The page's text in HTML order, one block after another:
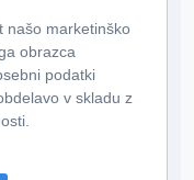
našo marketinško
obrazca
podatki
v skladu z